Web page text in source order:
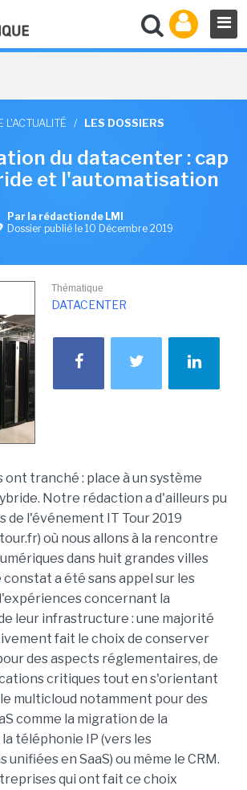
L'ACTUALITÉ / LES DOSSIERS
du datacenter : cap
et l'automatisation
Par la rédaction de LMI
Dossier publié le 10 Décembre 2019
Thématique
DATACENTER
tranché : place à un système
Notre rédaction a d'ailleurs pu
de l'événement IT Tour 2019
où nous allons à la rencontre
dans huit grandes villes
constat a été sans appel sur les
concernant la
leur infrastructure : une majorité
fait le choix de conserver
des aspects réglementaires, de
critiques tout en s'orientant
multicloud notamment pour des
comme la migration de la
téléphonie IP (vers les
en SaaS) ou même le CRM.
qui ont fait ce choix